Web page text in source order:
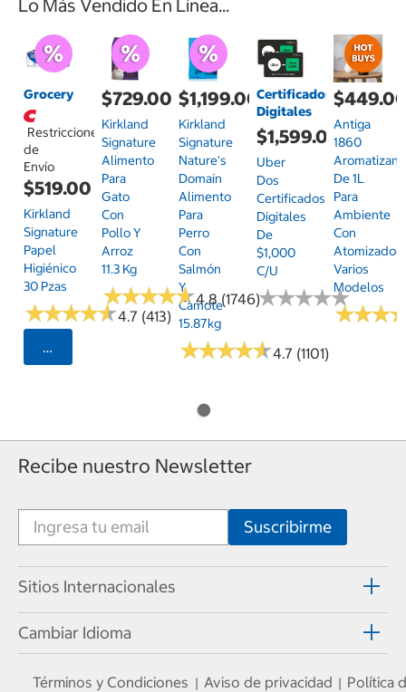
Lo Más Vendido En Línea...
Grocery
Restricciones
de
Envío
$519.00
Kirkland
Signature
Papel
Higiénico
30 Pzas
★★★★★
★★★★★4.7 (413)
Seleccionar Código Postal
$729.00
Kirkland
Signature
Alimento
Para
Gato
Con
Pollo Y
Arroz
11.3 Kg
★★★★★
★★★★★4.8 (1746)
$1,199.00
Kirkland
Signature
Nature's
Domain
Alimento
Para
Perro
Con
Salmón
Y
Camote
15.87kg
★★★★★
★★★★★4.7 (1101)
Certificados
Digitales
$1,599.00
Uber
Dos
Certificados
Digitales
De
$1,000
C/u
★★★★★
★★★★★
Antiga
1860
De 1L
Para
Ambiente
Con
Atomizador,
Varios
Modelos
★★★
★★★
Recibe nuestro Newsletter
Sitios Internacionales
Cambiar Idioma
Términos y Condiciones | Aviso de privacidad | Política